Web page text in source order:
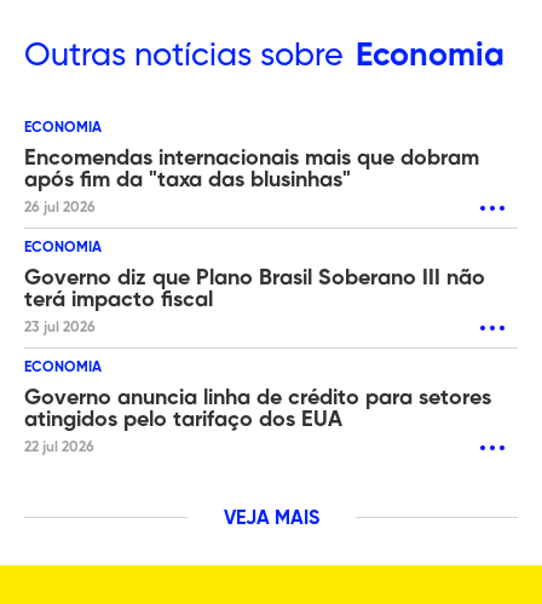
Outras notícias sobre Economia
ECONOMIA
Encomendas internacionais mais que dobram
após fim da "taxa das blusinhas"
26 jul 2026
ECONOMIA
Governo diz que Plano Brasil Soberano III não
terá impacto fiscal
23 jul 2026
ECONOMIA
Governo anuncia linha de crédito para setores
atingidos pelo tarifaço dos EUA
22 jul 2026
VEJA MAIS